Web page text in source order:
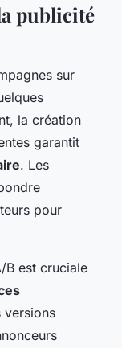
publicité
sur
la création
garantit
. Les
pour
B est cruciale
versions